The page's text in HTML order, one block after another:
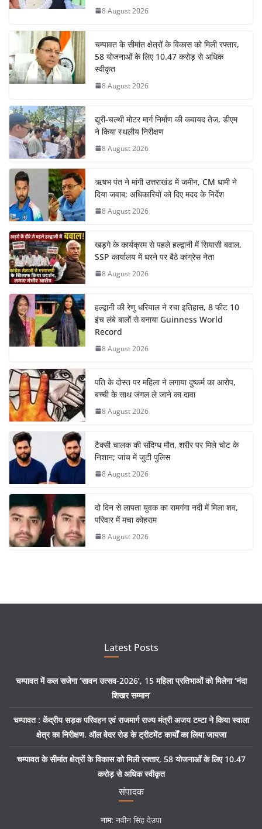
8 August 2026
चम्पावत के सीमांत क्षेत्रों के विकास को मिली रफ्तार,
58 योजनाओं के लिए 10.47 करोड़ से अधिक
स्वीकृत
8 August 2026
द्यूरी-चल्थी मोटर मार्ग निर्माण की कवायद तेज, डीएम
ने किया स्थलीय निरीक्षण
8 August 2026
ऋषभ पंत ने मांगी उत्तराखंड में जमीन, CM धामी ने
दिया जवाब; अधिकारियों को दिए मदद के निर्देश
8 August 2026
खड़गे के कार्यक्रम से पहले हल्द्वानी में सियासी बवाल,
SSP कार्यालय में धरने पर बैठे कांग्रेस नेता
8 August 2026
हल्द्वानी की रेणु धरियाल ने रचा इतिहास, 8 फीट 10
इंच लंबे बालों से बनाया Guinness World
Record
8 August 2026
पति के दोस्त पर महिला ने लगाया दुष्कर्म का आरोप,
बच्ची के साथ जंगल ले जाने का दावा
8 August 2026
टैक्सी चालक की संदिग्ध मौत, शरीर पर मिले चोट के
निशान; जांच में जुटी पुलिस
8 August 2026
दो दिन से लापता युवक का रामगंगा नदी में मिला शव,
परिवार में मचा कोहराम
8 August 2026
Latest Posts
चम्पावत में कल सजेगा ‘सावन उत्सव-2026’, 15 महिला प्रतिभाओं को मिलेगा ‘नंदा
शिखर सम्मान’
चम्पावत : केंद्रीय सड़क परिवहन एवं राजमार्ग राज्य मंत्री अजय टम्टा ने किया स्वाला
क्षेत्र का निरीक्षण, ऑल वेदर रोड के ट्रीटमेंट कार्यों का लिया जायजा
चम्पावत के सीमांत क्षेत्रों के विकास को मिली रफ्तार, 58 योजनाओं के लिए 10.47
करोड़ से अधिक स्वीकृत
संपादक
नाम: नवीन सिंह देउपा